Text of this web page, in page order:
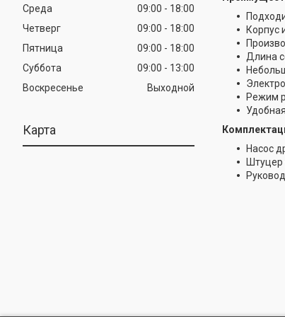
Среда
09:00
18:00
Четверг
09:00
18:00
Пятница
09:00
18:00
Суббота
09:00
13:00
Воскресенье
Выходной
Карта
Корпус
Длина
Режим
Насос
Штуцер